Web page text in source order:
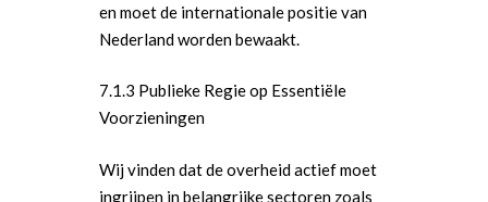
en moet de internationale positie van
Nederland worden bewaakt.
7.1.3 Publieke Regie op Essentiële
Voorzieningen
Wij vinden dat de overheid actief moet
ingrijpen in belangrijke sectoren zoals